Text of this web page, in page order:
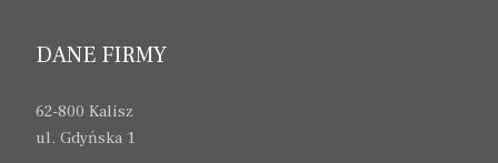
DANE FIRMY
62-800 Kalisz
ul. Gdyńska 1